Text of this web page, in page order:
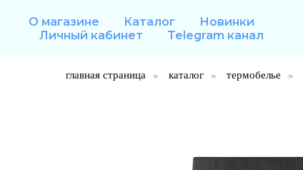
О магазине Каталог
Новинки
Личный кабинет
Telegram канал
главная страница » каталог » термобелье »